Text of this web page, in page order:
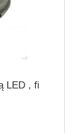
LED , fi